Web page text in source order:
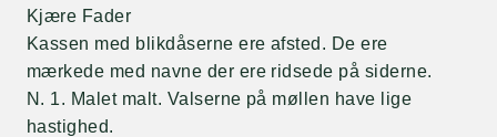
Kjære Fader
Kassen med blikdåserne ere afsted. De ere
mærkede med navne der ere ridsede på siderne.
N. 1. Malet malt. Valserne på møllen have lige
hastighed.